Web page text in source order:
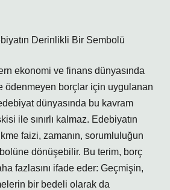
Derinlikli Bir Sembolü
ekonomi ve finans dünyasında
ödenmeyen borçlar için uygulanan
dünyasında bu kavram
ile sınırlı kalmaz. Edebiyatın
faizi, zamanın, sorumluluğun
dönüşebilir. Bu terim, borç
fazlasını ifade eder: Geçmişin,
bir bedeli olarak da